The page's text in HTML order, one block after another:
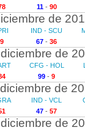
11- 90
de
IND - SCU
67 - 36
de
CFG - HOL
99 - 9
de
IND - VCL
47 - 57
de